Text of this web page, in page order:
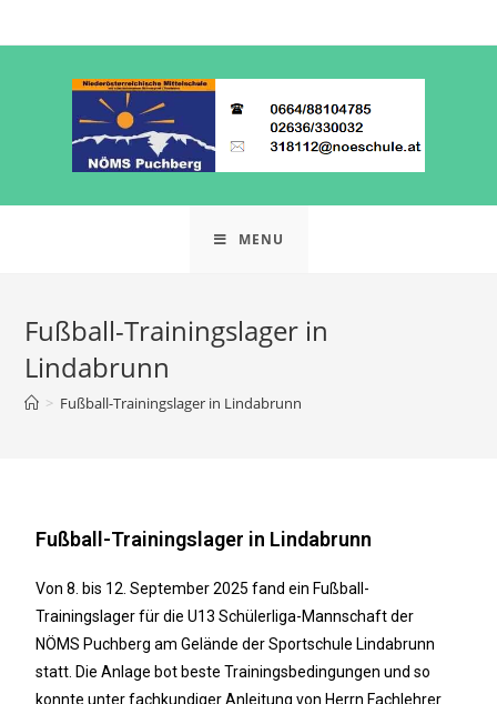
MENU
Fußball-Trainingslager in
Lindabrunn
> Fußball-Trainingslager in Lindabrunn
Fußball-Trainingslager in Lindabrunn
Von 8. bis 12. September 2025 fand ein Fußball-
Trainingslager für die U13 Schülerliga-Mannschaft der
NÖMS Puchberg am Gelände der Sportschule Lindabrunn
statt. Die Anlage bot beste Trainingsbedingungen und so
konnte unter fachkundiger Anleitung von Herrn Fachlehrer